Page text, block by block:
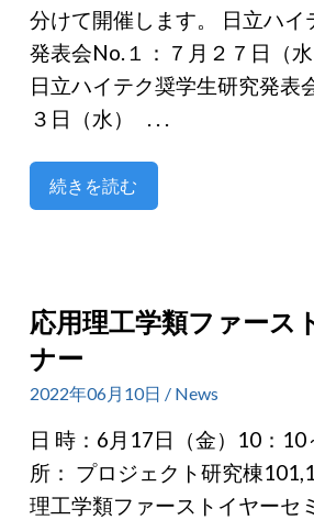
分けて開催します。 日立ハイ
発表会No.１：７月２７日（
日立ハイテク奨学生研究発表
３日（水） . . .
続きを読む
応用理工学類ファース
ナー
2022年06月10日 / News
日 時：6月17日（金）10：10
所： プロジェクト研究棟
理工学類ファーストイヤーセ